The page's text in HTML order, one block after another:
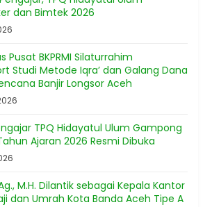
dan Bimtek 2026
Pusat BKPRMI Silaturrahim
Studi Metode Iqra’ dan Galang Dana
Banjir Longsor Aceh
TPQ Hidayatul Ulum Gampong
Ajaran 2026 Resmi Dibuka
M.H. Dilantik sebagai Kepala Kantor
dan Umrah Kota Banda Aceh Tipe A